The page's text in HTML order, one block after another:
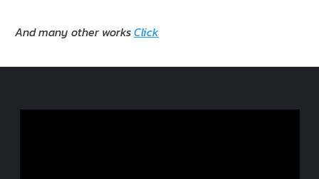
And many other worksClick